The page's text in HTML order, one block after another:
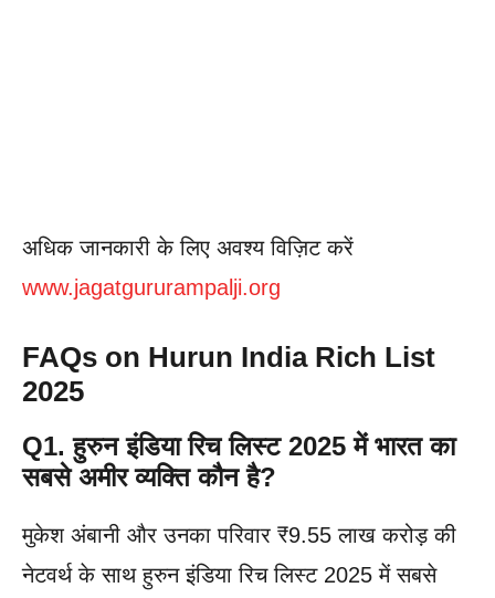
अधिक जानकारी के लिए अवश्य विज़िट करें
www.jagatgururampalji.org
FAQs on Hurun India Rich List
2025
Q1.हुरुन इंडिया रिच लिस्ट 2025 में भारत का
सबसे अमीर व्यक्ति कौन है?
मुकेश अंबानी और उनका परिवार ₹9.55 लाख करोड़ की
नेटवर्थ के साथ हुरुन इंडिया रिच लिस्ट 2025 में सबसे